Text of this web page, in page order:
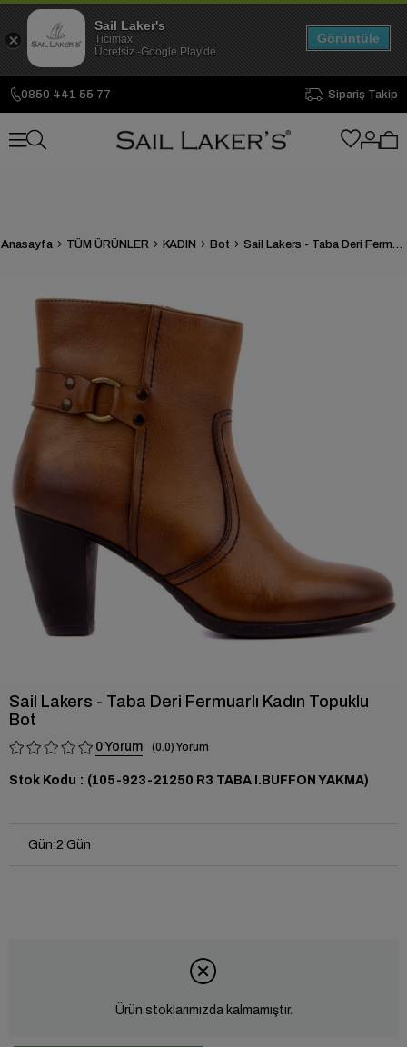
0850 441 55 77 Sipariş Takip
Anasayfa TÜM ÜRÜNLER KADIN Bot Sail Lakers - Taba Deri Fermuarlı Kadın Topuklu Bot
Sail Lakers - Taba Deri Fermuarlı Kadın Topuklu
Bot
0 0.0
Stok Kodu (105-923-21250 R3 TABA I.BUFFON YAKMA)
Gün:2 Gün
Ürün stoklarımızda kalmamıştır.
Sail Laker's
Ticimax
Ücretsiz -Google Play'de
Görüntüle